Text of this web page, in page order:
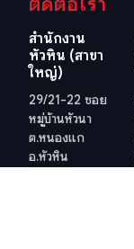
สำนักงาน
หัวหิน (สาขา
ใหญ่)
29/21-22 ซอย
หมู่บ้านหัวนา
ต.หนองแก
อ.หัวหิน